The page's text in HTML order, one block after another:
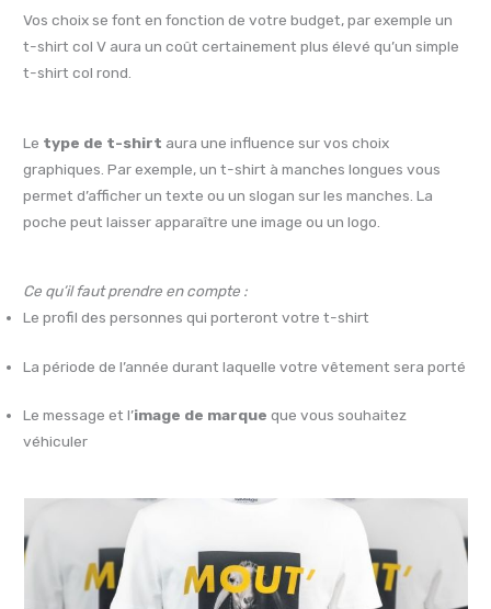
Vos choix se font en fonction de votre budget, par exemple un
t-shirt col V aura un coût certainement plus élevé qu’un simple
t-shirt col rond.
Le type de t-shirt aura une influence sur vos choix
graphiques. Par exemple, un t-shirt à manches longues vous
permet d’afficher un texte ou un slogan sur les manches. La
poche peut laisser apparaître une image ou un logo.
Ce qu’il faut prendre en compte :
Le profil des personnes qui porteront votre t-shirt
La période de l’année durant laquelle votre vêtement sera porté
Le message et l’image de marqueque vous souhaitez
véhiculer